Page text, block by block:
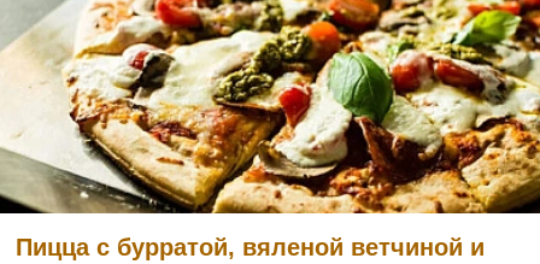
Пицца с бурратой, вяленой ветчиной и